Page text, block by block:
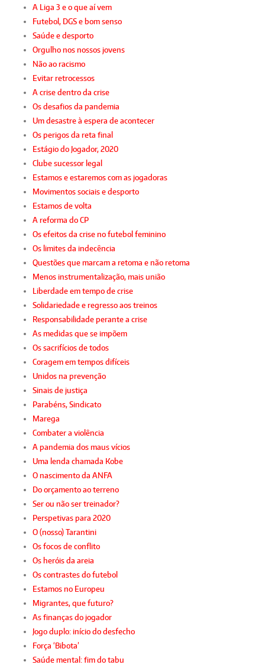
A Liga 3 e o que aí vem
Futebol, DGS e bom senso
Saúde e desporto
Orgulho nos nossos jovens
Não ao racismo
Evitar retrocessos
A crise dentro da crise
Os desafios da pandemia
Um desastre à espera de acontecer
Os perigos da reta final
Estágio do Jogador, 2020
Clube sucessor legal
Estamos e estaremos com as jogadoras
Movimentos sociais e desporto
Estamos de volta
A reforma do CP
Os efeitos da crise no futebol feminino
Os limites da indecência
Questões que marcam a retoma e não retoma
Menos instrumentalização, mais união
Liberdade em tempo de crise
Solidariedade e regresso aos treinos
Responsabilidade perante a crise
As medidas que se impõem
Os sacrifícios de todos
Coragem em tempos difíceis
Unidos na prevenção
Sinais de justiça
Parabéns, Sindicato
Marega
Combater a violência
A pandemia dos maus vícios
Uma lenda chamada Kobe
O nascimento da ANFA
Do orçamento ao terreno
Ser ou não ser treinador?
Perspetivas para 2020
O (nosso) Tarantini
Os focos de conflito
Os heróis da areia
Os contrastes do futebol
Estamos no Europeu
Migrantes, que futuro?
As finanças do jogador
Jogo duplo: início do desfecho
Força ‘Bibota’
Saúde mental: fim do tabu